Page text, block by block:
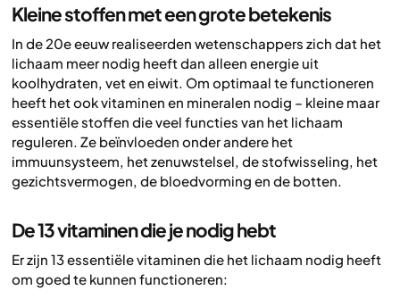
Kleine stoffen met een grote betekenis
In de 20e eeuw realiseerden wetenschappers zich dat het
lichaam meer nodig heeft dan alleen energie uit
koolhydraten, vet en eiwit. Om optimaal te functioneren
heeft het ook vitaminen en mineralen nodig – kleine maar
essentiële stoffen die veel functies van het lichaam
reguleren. Ze beïnvloeden onder andere het
immuunsysteem, het zenuwstelsel, de stofwisseling, het
gezichtsvermogen, de bloedvorming en de botten.
De 13 vitaminen die je nodig hebt
Er zijn 13 essentiële vitaminen die het lichaam nodig heeft
om goed te kunnen functioneren: